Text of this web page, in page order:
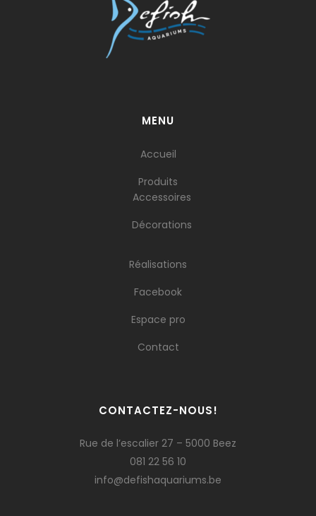
MENU
Accueil
Produits
Accessoires
Décorations
Réalisations
Facebook
Espace pro
Contact
CONTACTEZ-NOUS!
Rue de l’escalier 27 – 5000 Beez
081 22 56 10
info@defishaquariums.be